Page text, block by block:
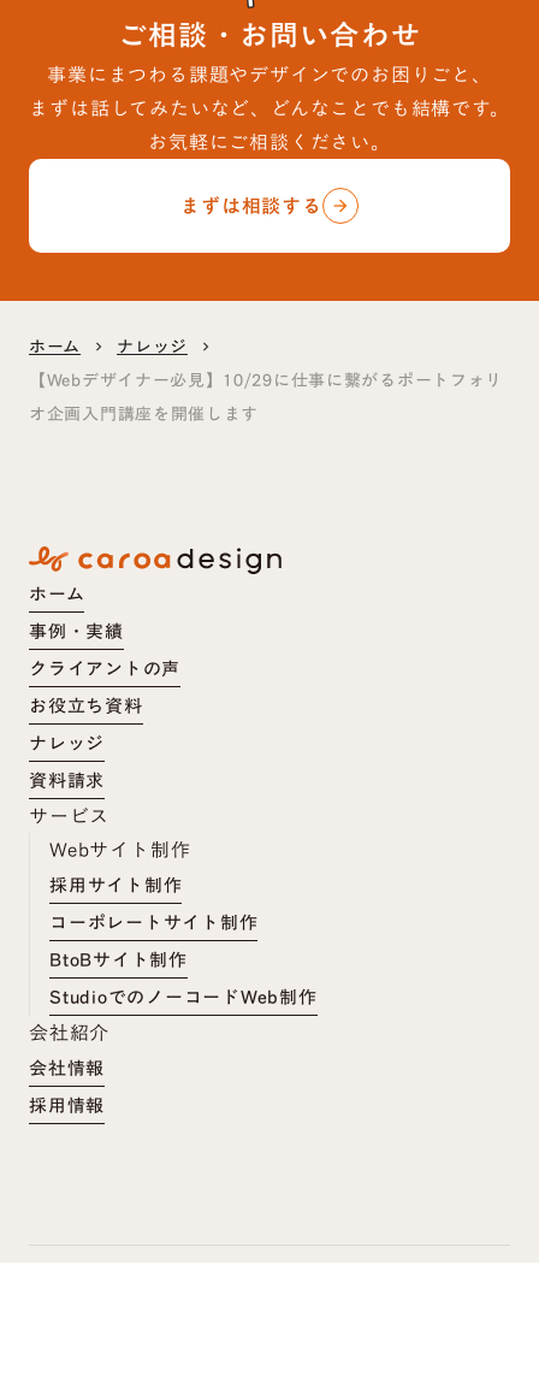
ご相談・お問い合わせ
事業にまつわる課題やデザインでのお困りごと、
まずは話してみたいなど、どんなことでも結構です。
お気軽にご相談ください。
まずは相談する
arrow_forward
ホーム keyboard_arrow_right ナレッジ keyboard_arrow_right
【Webデザイナー必見】10/29に仕事に繋がるポートフォリ
オ企画入門講座を開催します
ホーム
事例・実績
クライアントの声
お役立ち資料
ナレッジ
資料請求
サービス
Webサイト制作
採用サイト制作
コーポレートサイト制作
BtoBサイト制作
StudioでのノーコードWeb制作
会社紹介
会社情報
採用情報